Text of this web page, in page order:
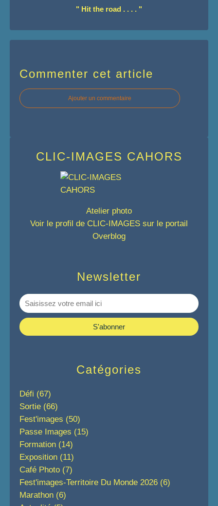
" Hit the road . . . . "
Commenter cet article
Ajouter un commentaire
Newsletter
Catégories
Défi (67)
Sortie (66)
Fest'images (50)
Passe Images (15)
Formation (14)
Exposition (11)
Café Photo (7)
Fest'images-Territoire Du Monde 2026 (6)
Marathon (6)
CLIC-IMAGES CAHORS
Atelier photo
Voir le profil de CLIC-IMAGES sur le portail
Overblog